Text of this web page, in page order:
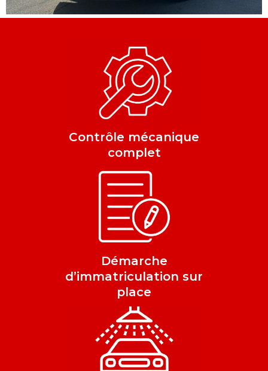
Contrôle mécanique
complet
Démarche
d’immatriculation sur
place